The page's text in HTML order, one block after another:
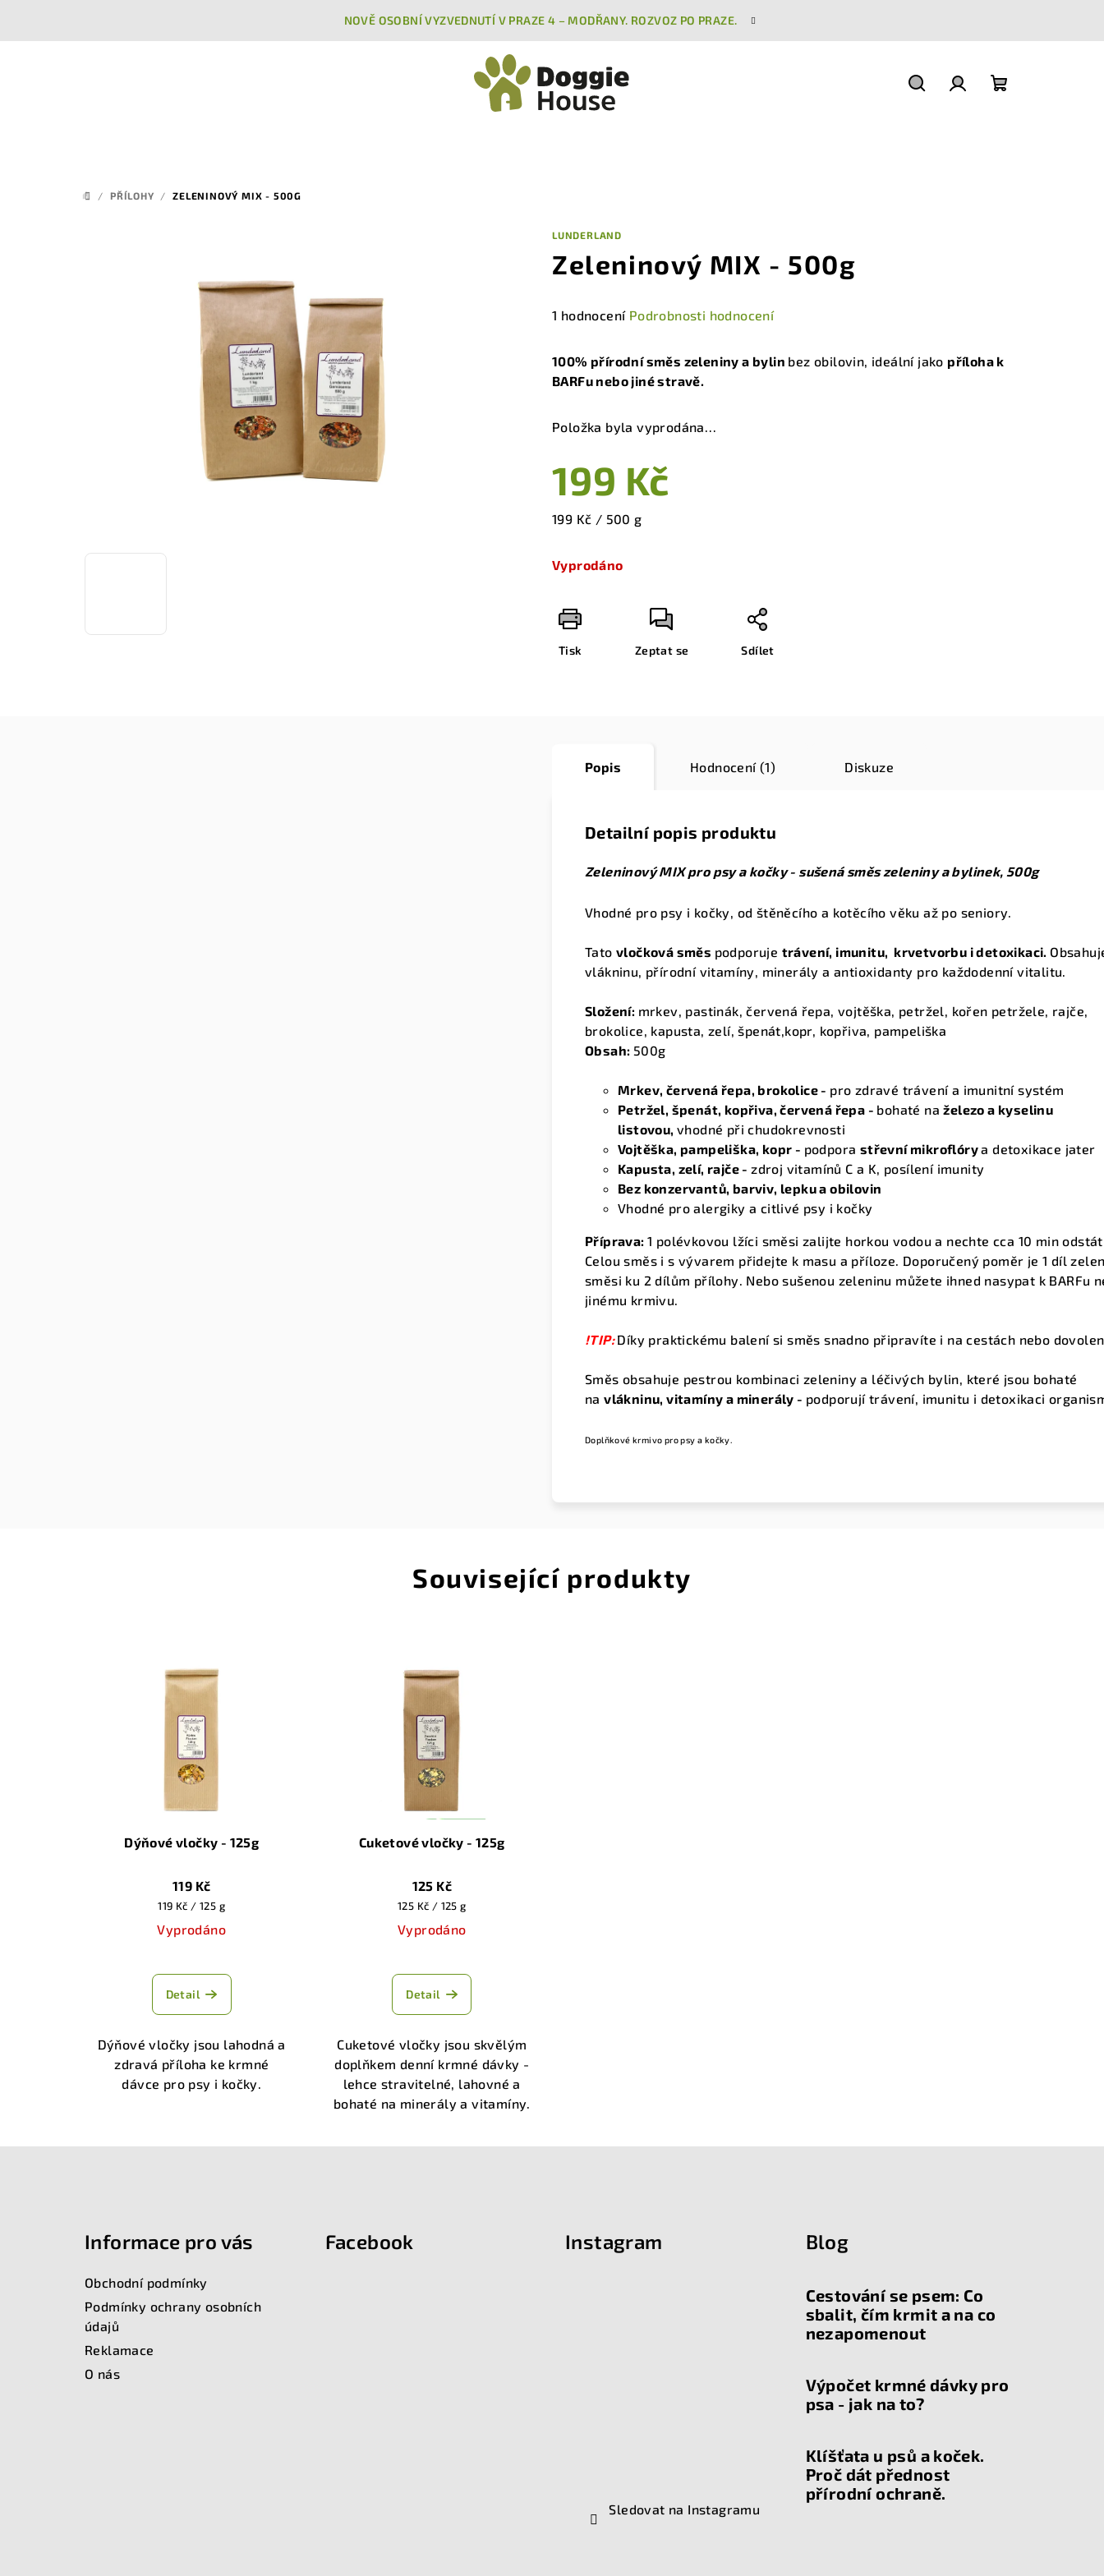
NOVĚ OSOBNÍ VYZVEDNUTÍ V PRAZE 4 – MODŘANY. ROZVOZ PO PRAZE.
DOMŮ
/ PŘÍLOHY / ZELENINOVÝ MIX - 500G
LUNDERLAND
Zeleninový MIX - 500g
Průměrné
produktu
je
5
1 hodnocení Podrobnosti hodnocení
100% přírodní směs zeleniny a bylin bez obilovin, ideální jako příloha k
BARFu nebo jiné stravě.
Položka byla vyprodána…
199 Kč
Měrná
199 Kč / 500 g
Vyprodáno
Tisk Zeptat se Sdílet
Popis Hodnocení (1) Diskuze
Detailní popis produktu
Zeleninový MIX pro psy a kočky - sušená směs zeleniny a bylinek, 500g
Vhodné pro psy i kočky, od štěněcího a kotěcího věku až po seniory.
Tato vločková směs podporuje trávení, imunitu, krvetvorbu i detoxikaci.
vlákninu, přírodní vitamíny, minerály a antioxidanty pro každodenní vitalitu.
Složení: mrkev, pastinák, červená řepa, vojtěška, petržel, kořen petržele, rajče,
brokolice, kapusta, zelí, špenát,kopr, kopřiva, pampeliška
Obsah: 500g
Mrkev, červená řepa, brokolice - pro zdravé trávení a imunitní systém
Petržel, špenát, kopřiva, červená řepa - bohaté naželezo a kyselinu
listovou,vhodné při chudokrevnosti
Vojtěška, pampeliška, kopr - podpora střevní mikroflórya detoxikace jater
Kapusta, zelí, rajče -zdroj vitamínů C a K, posílení imunity
Bez konzervantů, barviv, lepku a obilovin
Vhodné pro alergiky a citlivé psy i kočky
Příprava: 1 polévkovou lžíci směsi zalijte horkou vodou a nechte cca 10 min
Celou směs i s vývarem přidejte k masu a příloze. Doporučený poměr je 1 díl
směsi ku 2 dílům přílohy. Nebo sušenou zeleninu můžete ihned nasypat k BARFu
jinému krmivu.
!TIP:Díky praktickému balení si směs snadno připravíte i na cestách nebo
Směs obsahuje pestrou kombinaci zeleniny a léčivých bylin, které jsou bohaté
navlákninu, vitamíny a minerály - podporují trávení, imunitu i detoxikaci
Doplňkové krmivo pro psy a kočky.
Související produkty
Dýňové vločky - 125g
119 Kč
Měrná
cena:
119 Kč / 125 g
Vyprodáno
hodnocení
produktu
je
5,0
z
hvězdiček.
Detail
Dýňové vločky jsou lahodná a
zdravá příloha ke krmné
dávce pro psy i kočky.
Cuketové vločky - 125g
125 Kč
Měrná
cena:
125 Kč / 125 g
Vyprodáno
hodnocení
produktu
je
5,0
z
5
hvězdiček.
Detail
Cuketové vločky jsou skvělým
doplňkem denní krmné dávky -
lehce stravitelné, lahovné a
bohaté na minerály a vitamíny.
Informace pro vás
Obchodní podmínky
Podmínky ochrany osobních
údajů
Reklamace
O nás
Facebook Instagram
Sledovat na Instagramu
Blog
Cestování se psem: Co
sbalit, čím krmit a na co
nezapomenout
Výpočet krmné dávky pro
psa - jak na to?
Klíšťata u psů a koček.
Proč dát přednost
přírodní ochraně.